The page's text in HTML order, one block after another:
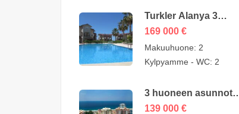
Turkler Alanya 3
Huoneen duplexit
169 000 €
Makuuhuone: 2
Kylpyamme - WC: 2
3 huoneen asunnot
myytävänä
139 000 €